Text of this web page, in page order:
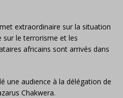
extraordinaire sur la situation
le terrorisme et les
africains sont arrivés dans
une audience à la délégation de
Chakwera.